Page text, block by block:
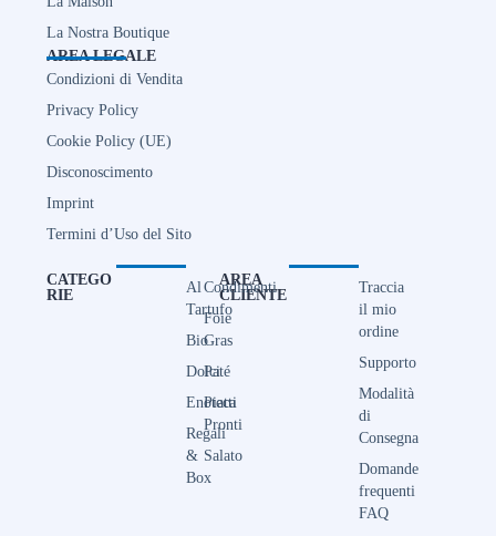
La Nostra Boutique
AREA LEGALE
Condizioni di Vendita
Privacy Policy
Cookie Policy (UE)
Disconoscimento
Imprint
Termini d’Uso del Sito
CATEGO
RIE
Al
Tartufo
Bio
Dolci
Enoteca
Regali
&
Box
Condimenti
Foie
Gras
Paté
Piatti
Pronti
Salato
AREA
CLIENTE
Traccia
il mio
ordine
Supporto
Modalità
di
Consegna
Domande
frequenti
FAQ